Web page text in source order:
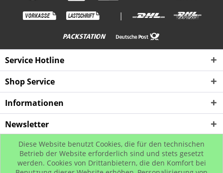
|
Service Hotline
Shop Service
Informationen
Newsletter
* Alle Preise inkl. gesetzl. Mehrwertsteuer zzgl. Versandkosten, wenn nicht
anders beschrieben
Diese Website benutzt Cookies, die für den technischen
Betrieb der Website erforderlich sind und stets gesetzt
werden. Cookies von Drittanbietern, die den Komfort bei